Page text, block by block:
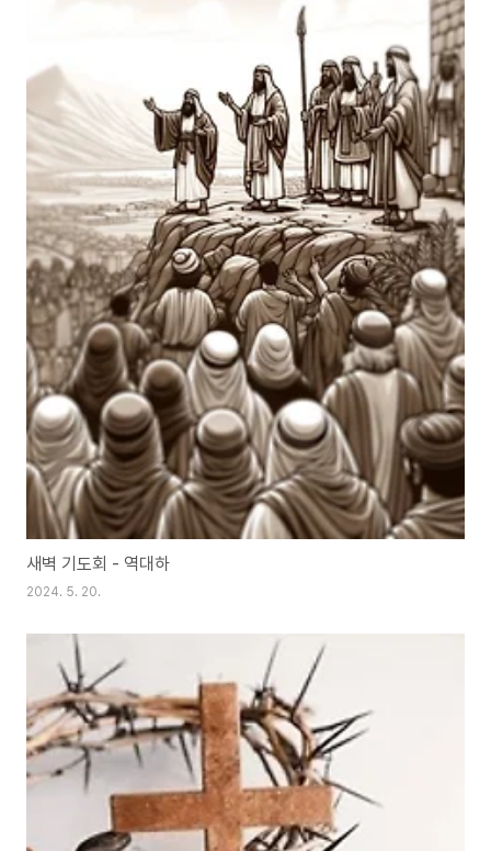
새벽 기도회 - 역대하
2024. 5. 20.